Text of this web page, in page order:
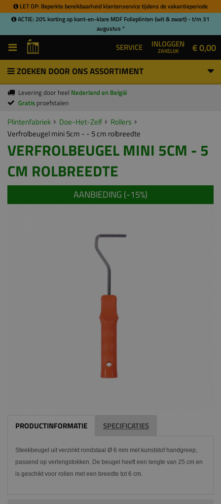
LET OP: Beperkte bereikbaarheid klantenservice tijdens de vakantieperiode
ACTIE: 20% korting op kant-en-klare MDF Folieplinten (wit & zwart) - t/m 31
augustus *
SERVICE INLOGGEN
ZAKELIJK € 0,00
ZOEKEN DOOR ONS ASSORTIMENT
Levering door heel Nederland en België
Gratis proefstalen
Plintenfabriek Doe-Het-Zelf
Rollers
Verfrolbeugel mini 5cm - - 5 cm rolbreedte
VERFROLBEUGEL MINI 5CM - 5
CM ROLBREEDTE
AANBIEDING (-15%)
PRODUCTINFORMATIE SPECIFICATIES
Steekbeugel uit verzinkt rondstaal Ø 6 mm met kunststof handgreep,
passend op verlengstokken. De beugel heeft een lengte van 25 cm en
is geschikt voor rollen met een breedte tot 6 cm.